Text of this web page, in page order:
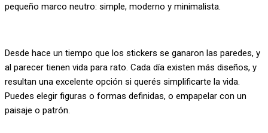
pequeño marco neutro: simple, moderno y minimalista.
Desde hace un tiempo que los stickers se ganaron las paredes, y
al parecer tienen vida para rato. Cada día existen más diseños, y
resultan una excelente opción si querés simplificarte la vida.
Puedes elegir figuras o formas definidas, o empapelar con un
paisaje o patrón.